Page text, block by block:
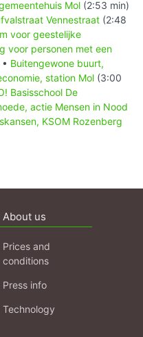
Mol (2:53 min)
Vennestraat (2:48
voor geestelijke
voor personen met een
Buitengewone buurt,
station Mol (3:00
Basisschool De
actie Mensen in Nood
KSOM Rozenberg
About us
Prices and
conditions
Press info
Technology